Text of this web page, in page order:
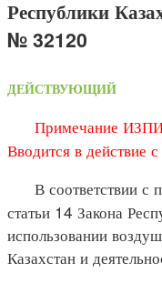
Республики
№ 32120
ДЕЙСТВУЮЩИЙ
Примечание
Вводится в действие
В соответствии с
статьи 14 Закона
использовании
Казахстан и